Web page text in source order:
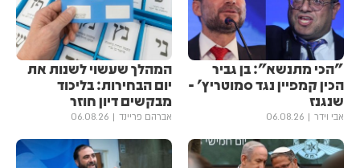
"הכי מתנשא": בן גביר
הכין קמפיין נגד סמוטריץ' -
שנגנז
אבי וידר 06.08.26
המהלך שעשוי לשנות את
יום הבחירות: בליכוד
מבקשים דיון חוזר
אברהם פריינד 06.08.26